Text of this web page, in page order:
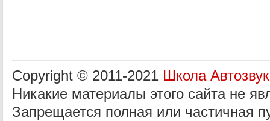
Copyright © 2011-2021 Школа
Никакие материалы этого сайта не
Запрещается полная или частичная